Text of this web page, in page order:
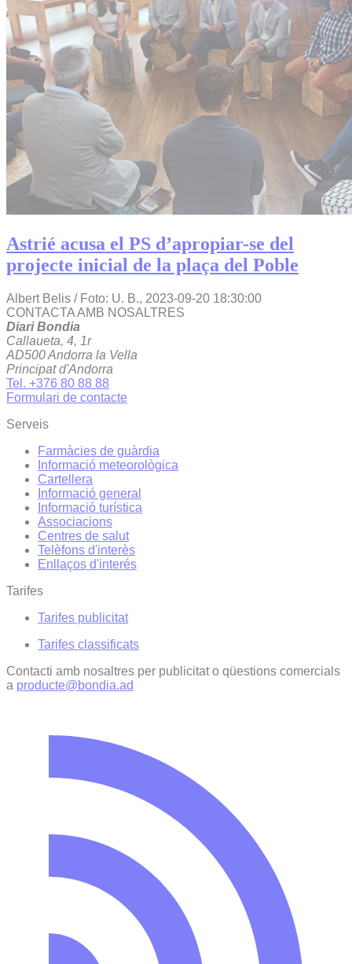
Astrié acusa el PS d’apropiar-se del
projecte inicial de la plaça del Poble
Albert Belis / Foto: U. B., 2023-09-20 18:30:00
CONTACTA AMB NOSALTRES
Diari Bondia
Callaueta, 4, 1r
AD500 Andorra la Vella
Principat d'Andorra
Tel. +376 80 88 88
Formulari de contacte
Serveis
Farmàcies de guàrdia
Informació meteorològica
Cartellera
Informació general
Informació turística
Associacions
Centres de salut
Telèfons d'interès
Enllaços d'interés
Tarifes
Tarifes publicitat
Tarifes classificats
Contacti amb nosaltres per publicitat o qüestions comercials
a producte@bondia.ad